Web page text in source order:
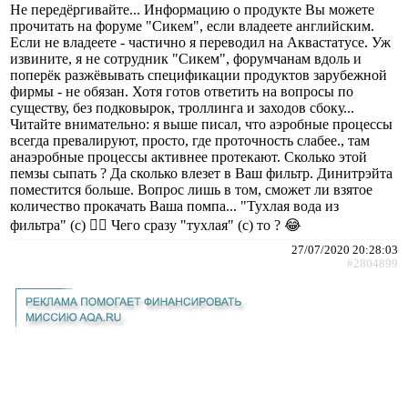
Не передёргивайте... Информацию о продукте Вы можете
прочитать на форуме "Сикем", если владеете английским.
Если не владеете - частично я переводил на Аквастатусе. Уж
извините, я не сотрудник "Сикем", форумчанам вдоль и
поперёк разжёвывать спецификации продуктов зарубежной
фирмы - не обязан. Хотя готов ответить на вопросы по
существу, без подковырок, троллинга и заходов сбоку...
Читайте внимательно: я выше писал, что аэробные процессы
всегда превалируют, просто, где проточность слабее., там
анаэробные процессы активнее протекают. Сколько этой
пемзы сыпать ? Да сколько влезет в Ваш фильтр. Динитрэйта
поместится больше. Вопрос лишь в том, сможет ли взятое
количество прокачать Ваша помпа... "Тухлая вода из
фильтра" (с) 🤦‍♂️ Чего сразу "тухлая" (с) то ? 😂
27/07/2020 20:28:03
#2804899